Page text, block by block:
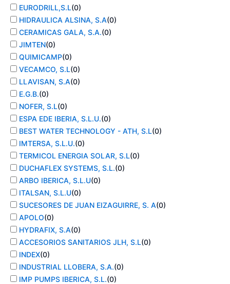
EURODRILL,S.L(0)
HIDRAULICA ALSINA, S.A(0)
CERAMICAS GALA, S.A.(0)
JIMTEN(0)
QUIMICAMP(0)
VECAMCO, S.L(0)
LLAVISAN, S.A(0)
E.G.B.(0)
NOFER, S.L(0)
ESPA EDE IBERIA, S.L.U.(0)
BEST WATER TECHNOLOGY - ATH, S.L(0)
IMTERSA, S.L.U.(0)
TERMICOL ENERGIA SOLAR, S.L(0)
DUCHAFLEX SYSTEMS, S.L.(0)
ARBO IBERICA, S.L.U(0)
ITALSAN, S.L.U(0)
SUCESORES DE JUAN EIZAGUIRRE, S. A(0)
APOLO(0)
HYDRAFIX, S.A(0)
ACCESORIOS SANITARIOS JLH, S.L(0)
INDEX(0)
INDUSTRIAL LLOBERA, S.A.(0)
IMP PUMPS IBERICA, S.L.(0)